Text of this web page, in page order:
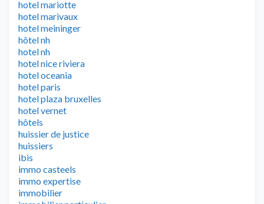
hotel mariotte
hotel marivaux
hotel meininger
hôtel nh
hotel nh
hotel nice riviera
hotel oceania
hotel paris
hotel plaza bruxelles
hotel vernet
hôtels
huissier de justice
huissiers
ibis
immo casteels
immo expertise
immobilier